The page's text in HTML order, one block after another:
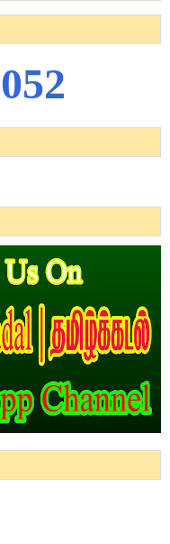
052